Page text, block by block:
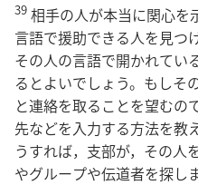
39 相手の人が本当に関心を
言語で援助できる人を見つ
その人の言語で開かれてい
るとよいでしょう。もしそ
と連絡を取ることを望む
先などを入力する方法を教
うすれば，支部が，その人
やグループや伝道者を探しま